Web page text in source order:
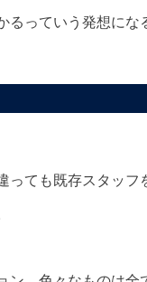
っていう発想にな
っても 既存スタッフ